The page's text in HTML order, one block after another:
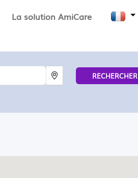
La solution AmiCare
RECHERCHER